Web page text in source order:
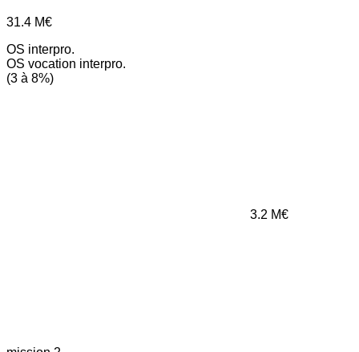
31.4 M€
OS interpro.
OS vocation interpro.
(3 à 8%)
3.2 M€